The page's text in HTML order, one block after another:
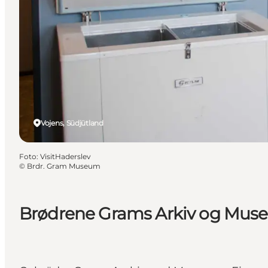
Brødrene Grams Arkiv og
Vojens, Südjütland
Foto: VisitHaderslev
© Brdr. Gram Museum